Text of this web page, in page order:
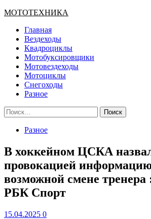
Основное
МОТОТЕХНИКА
Главная
Вездеходы
Квадроциклы
Мотобуксировщики
Мотовездеходы
Мотоциклы
Снегоходы
Разное
Найти:
Разное
В хоккейном ЦСКА
провокацией
возможной смене
РБК Спорт
15.04.2025 0